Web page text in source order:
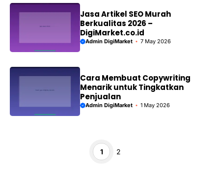
Jasa Artikel SEO Murah
Berkualitas 2026 –
DigiMarket.co.id
Admin DigiMarket 7 May 2026
Cara Membuat Copywriting
Menarik untuk Tingkatkan
Penjualan
Admin DigiMarket 1 May 2026
Page
1 Page
2